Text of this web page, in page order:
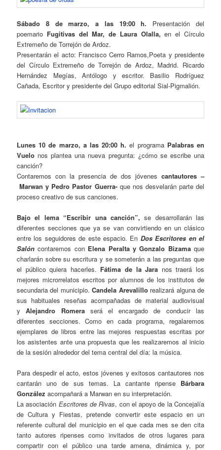
Sábado 8 de marzo, a las 19:00 h. Presentación del
poemario Fugitivas del Mar, de Laura Olalla, en el Círculo
Extremeño de Torrejón de Ardoz.
Presentarán el acto: Francisco Cerro Ramos,Poeta y presidente
del Círculo Extremeño de Torrejón de Ardoz, Madrid. Ricardo
Hernández Megías, Antólogo y escritor. Basilio Rodríguez
Cañada, Escritor y presidente del Grupo editorial Sial-Pigmalión.
Lunes 10 de marzo, a las 20:00 h. el programa Palabras en
Vuelo nos plantea una nueva pregunta: ¿cómo se escribe una
canción?
Contaremos con la presencia de dos jóvenes cantautores–
Marwan y Pedro Pastor Guerra-que nos desvelarán parte del
proceso creativo de sus canciones.
Bajo el lema “Escribir una canción”,se desarrollarán las
diferentes secciones que ya se van convirtiendo en un clásico
entre los seguidores de este espacio. En Dos Escritores en el
Salóncontaremos conElena Peralta y Gonzalo Bizamaque
charlarán sobre su escritura y se someterán a las preguntas que
el público quiera hacerles. Fátima de la Jara nos traerá los
mejores microrrelatos escritos por alumnos de los institutos de
secundaria del municipio.Candela Arevalillo realizará alguna de
sus habituales reseñas acompañadas de material audiovisual
yAlejandro Romera será el encargado de conducir las
diferentes secciones. Como en cada programa, regalaremos
ejemplares de libros entre las mejores respuestas escritas por
los asistentes ante una propuesta que les realizaremos al inicio
de la sesión alrededor del tema central del día: la música.
Para despedir el acto, estos jóvenes y exitosos cantautores nos
cantarán uno de sus temas. La cantante ripense Bárbara
González acompañará a Marwan en su interpretación.
La asociación Escritores de Rivas, con el apoyo de la Concejalía
de Cultura y Fiestas, pretende convertir este espacio en un
referente cultural del municipio en el que cada mes se den cita
tanto autores ripenses como invitados de otros lugares para
compartir con el público una tarde amena, dinámica y, por